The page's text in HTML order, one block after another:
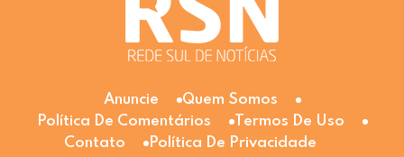
Anuncie
Quem Somos
Política De Comentários
Termos De Uso
Contato
Política De Privacidade